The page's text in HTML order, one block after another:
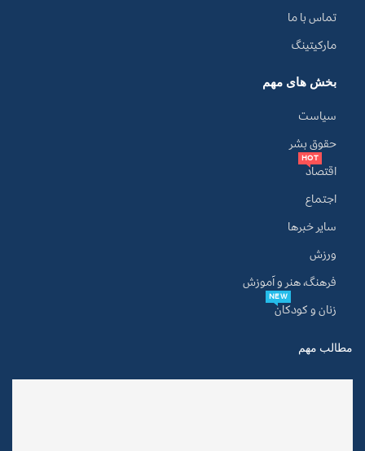
تماس با ما
مارکیتینگ
بخش های مهم
سیاست
حقوق بشر
اقتصاد
HOT
اجتماع
سایر خبرها
ورزش
فرهنگ، هنر و آموزش
زنان و کودکان
NEW
مطالب مهم